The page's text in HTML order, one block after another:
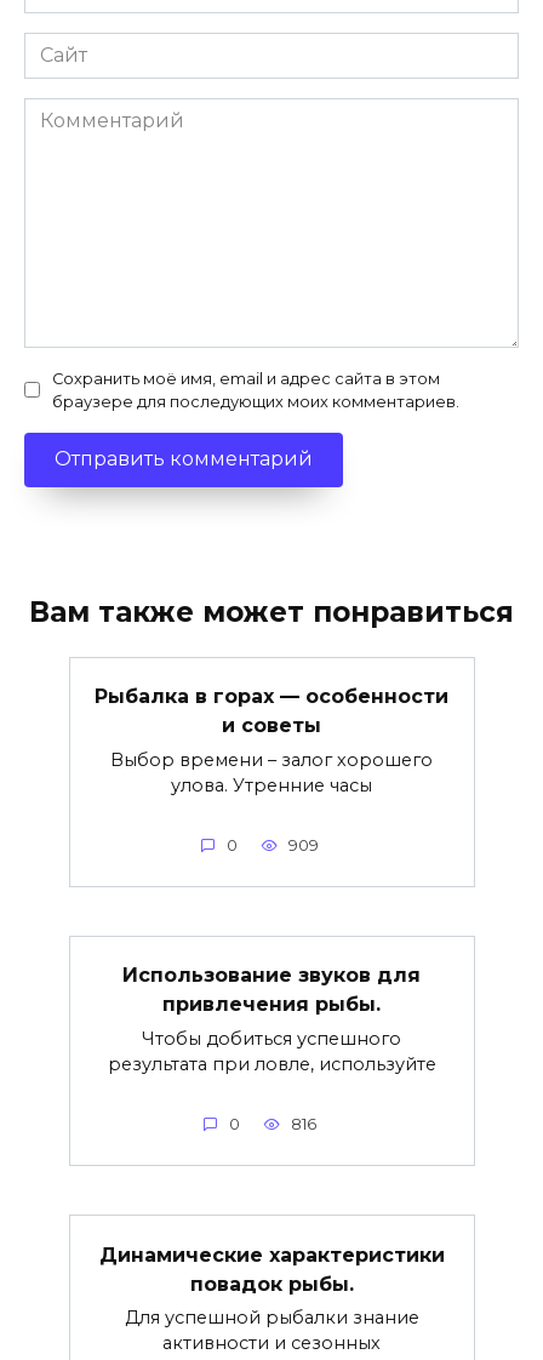
*
Сайт
Комментарий
Сохранить моё имя, email и адрес сайта в этом
браузере для последующих моих комментариев.
Вам также может понравиться
Рыбалка в горах — особенности
и советы
Выбор времени – залог хорошего
улова. Утренние часы
0 909
Использование звуков для
привлечения рыбы.
Чтобы добиться успешного
результата при ловле, используйте
0 816
Динамические характеристики
повадок рыбы.
Для успешной рыбалки знание
активности и сезонных